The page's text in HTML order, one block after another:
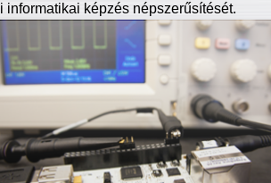
képzés népszerűsítését.